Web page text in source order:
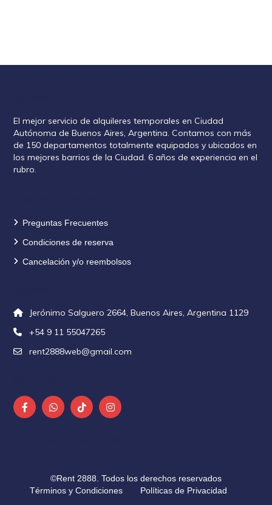
El mejor servicio de alquileres temporales en Ciudad
Autónoma de Buenos Aires, Argentina. Contamos con más
de 150 departamentos totalmente equipados y ubicados en
los mejores barrios de la Ciudad. 6 años de experiencia en el
rubro.
Preguntas Frecuentes
Condiciones de reserva
Cancelación y/o reembolsos
Jerónimo Salguero 2664, Buenos Aires, Argentina 1129
+54 9 11 55047265
rent2888web@gmail.com
©Rent 2888. Todos los derechos reservados
Términos y Condiciones
Políticas de Privacidad